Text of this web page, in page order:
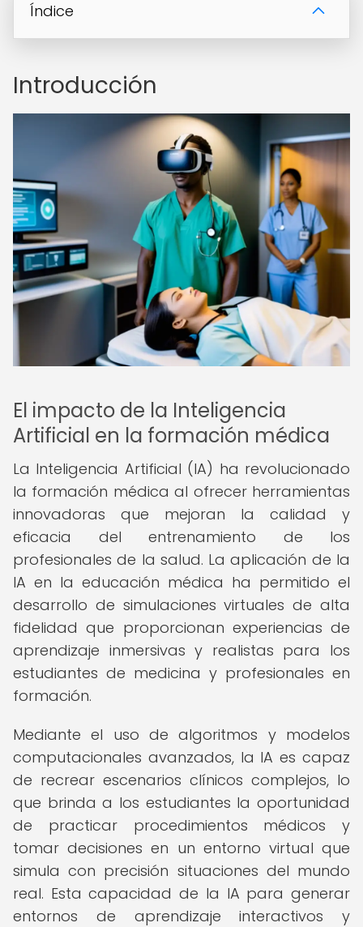
Índice
Introducción
El impacto de la Inteligencia
Artificial en la formación médica
La Inteligencia Artificial (IA) ha revolucionado
la formación médica al ofrecer herramientas
innovadoras que mejoran la calidad y
eficacia del entrenamiento de los
profesionales de la salud. La aplicación de la
IA en la educación médica ha permitido el
desarrollo de simulaciones virtuales de alta
fidelidad que proporcionan experiencias de
aprendizaje inmersivas y realistas para los
estudiantes de medicina y profesionales en
formación.
Mediante el uso de algoritmos y modelos
computacionales avanzados, la IA es capaz
de recrear escenarios clínicos complejos, lo
que brinda a los estudiantes la oportunidad
de practicar procedimientos médicos y
tomar decisiones en un entorno virtual que
simula con precisión situaciones del mundo
real. Esta capacidad de la IA para generar
entornos de aprendizaje interactivos y